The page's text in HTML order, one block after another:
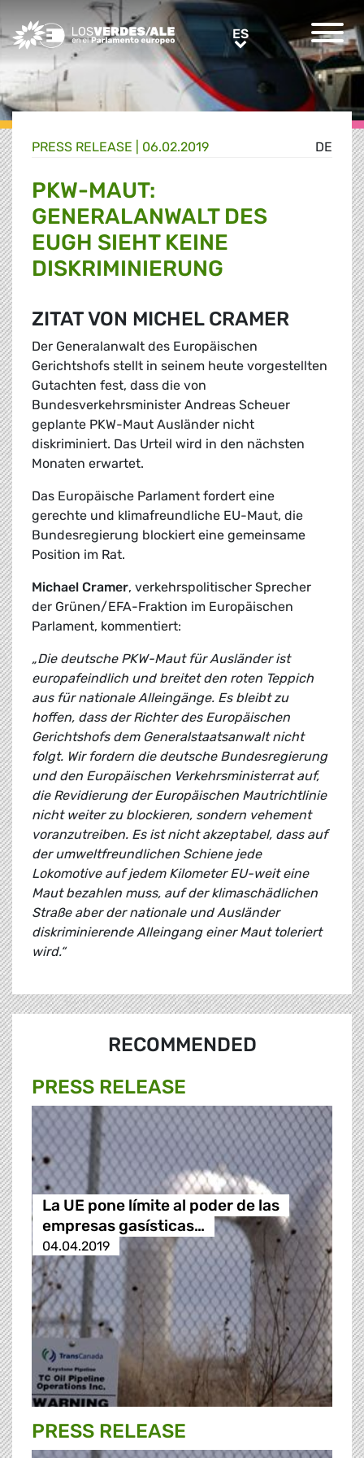
Greens/EFA Home ESES
DE
PRESS RELEASE | 06.02.2019
PKW-MAUT:
GENERALANWALT DES
EUGH SIEHT KEINE
DISKRIMINIERUNG
ZITAT VON MICHEL CRAMER
Der Generalanwalt des Europäischen
Gerichtshofs stellt in seinem heute vorgestellten
Gutachten fest, dass die von
Bundesverkehrsminister Andreas Scheuer
geplante PKW-Maut Ausländer nicht
diskriminiert. Das Urteil wird in den nächsten
Monaten erwartet.
Das Europäische Parlament fordert eine
gerechte und klimafreundliche EU-Maut, die
Bundesregierung blockiert eine gemeinsame
Position im Rat.
Michael Cramer, verkehrspolitischer Sprecher
der Grünen/EFA-Fraktion im Europäischen
Parlament, kommentiert:
„Die deutsche PKW-Maut für Ausländer ist
europafeindlich und breitet den roten Teppich
aus für nationale Alleingänge. Es bleibt zu
hoffen, dass der Richter des Europäischen
Gerichtshofs dem Generalstaatsanwalt nicht
folgt. Wir fordern die deutsche Bundesregierung
und den Europäischen Verkehrsministerrat auf,
die Revidierung der Europäischen Mautrichtlinie
nicht weiter zu blockieren, sondern vehement
voranzutreiben. Es ist nicht akzeptabel, dass auf
der umweltfreundlichen Schiene jede
Lokomotive auf jedem Kilometer EU-weit eine
Maut bezahlen muss, auf der klimaschädlichen
Straße aber der nationale und Ausländer
diskriminierende Alleingang einer Maut toleriert
wird.“
RECOMMENDED
PRESS RELEASE
La UE pone límite al poder de las
empresas gasísticas…
04.04.2019
PRESS RELEASE